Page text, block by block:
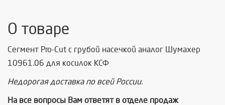
О товаре
Сегмент Pro-Cut с грубой насечкой аналог Шумахер
10961.06 для косилок КСФ
Недорогая доставка по всей России.
На все вопросы Вам ответят в отделе продаж